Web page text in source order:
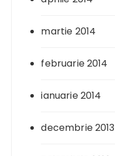
martie 2014
februarie 2014
ianuarie 2014
decembrie 2013